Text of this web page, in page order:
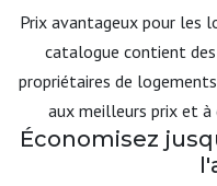
Prix avantageux pour les
catalogue contient
propriétaires de logements
aux meilleurs prix et
Économisez